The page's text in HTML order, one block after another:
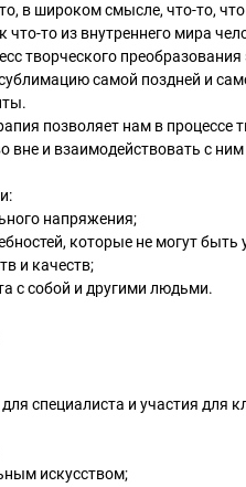
в широком смысле, что-то,
что-то из внутреннего мира
творческого
самой поздней и
позволяет нам в процессе
вне и взаимодействовать с
напряжения;
которые не могут
и качеств;
с собой и другими людьми.
специалиста и участия для
искусством;